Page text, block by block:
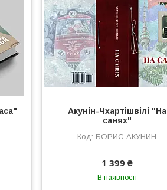
Акунін-Чхартішвілі "На
санях"
БОРИС АКУНИН
1 399 ₴
В наявності